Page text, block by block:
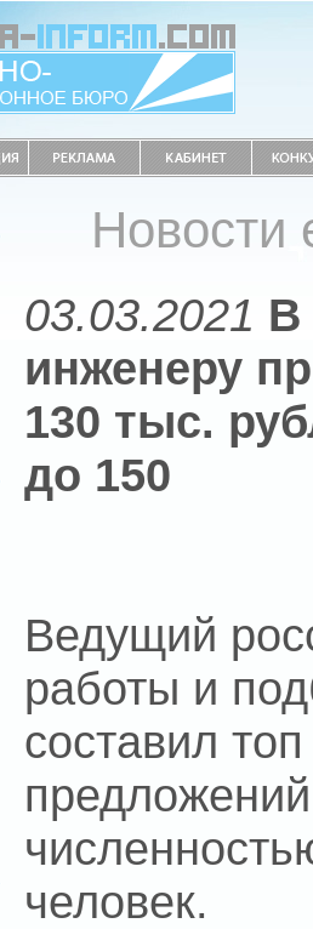
Новости
03.03.2021 В
инженеру
130 тыс.
до 150
Ведущий
работы и
составил
человек.